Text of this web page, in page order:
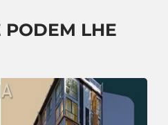
PODEM LHE